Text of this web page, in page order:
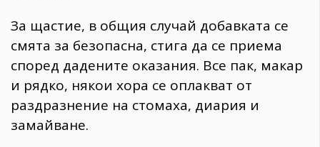
За щастие, в общия случай добавката се
смята за безопасна, стига да се приема
според дадените оказания. Все пак, макар
и рядко, някои хора се оплакват от
раздразнение на стомаха, диария и
замайване.